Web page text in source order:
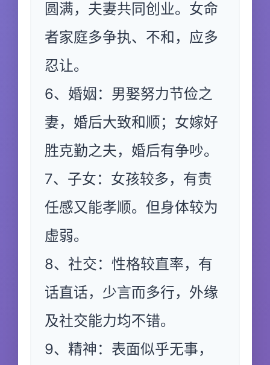
圆满，夫妻共同创业。女命
者家庭多争执、不和，应多
忍让。
6、婚姻：男娶努力节俭之
妻，婚后大致和顺；女嫁好
胜克勤之夫，婚后有争吵。
7、子女：女孩较多，有责
任感又能孝顺。但身体较为
虚弱。
8、社交：性格较直率，有
话直话，少言而多行，外缘
及社交能力均不错。
9、精神：表面似乎无事，